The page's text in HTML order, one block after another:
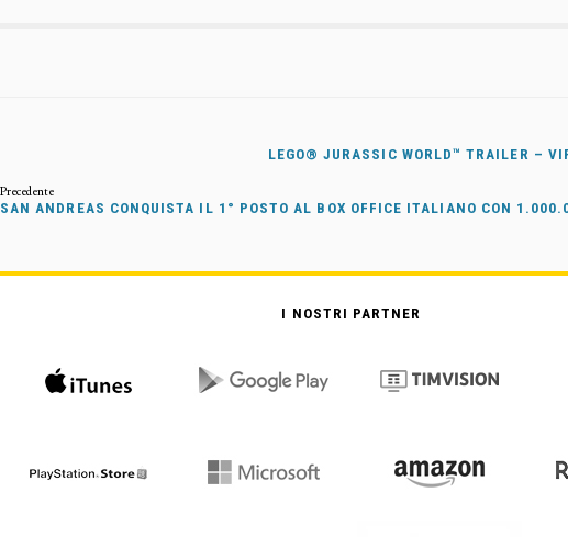
LEGO® JURASSIC WORLD™ TRAILER –
SAN ANDREAS CONQUISTA IL 1° POSTO AL BOX OFFICE ITALIANO CON
I NOSTRI PARTNER